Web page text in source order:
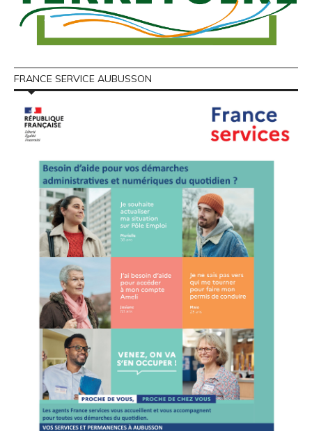
FRANCE SERVICE AUBUSSON